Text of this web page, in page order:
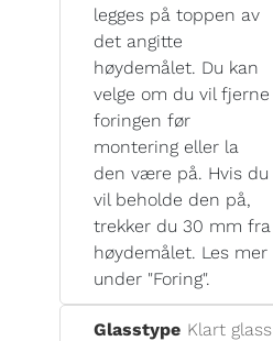
legges på toppen av
det angitte
høydemålet. Du kan
velge om du vil fjerne
foringen før
montering eller la
den være på. Hvis du
vil beholde den på,
trekker du 30 mm fra
høydemålet. Les mer
under "Foring".
Glasstype Klart glass